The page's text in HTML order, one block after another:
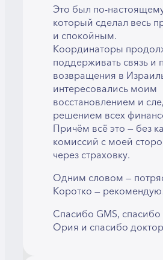
Это был по-
который сделал весь
и спокойным.
Координаторы
поддерживать связь и
возвращения в
интересовались моим
восстановлением и
решением всех
Причём всё это — без
комиссий с моей
через страховку.
Одним словом —
Коротко —
Спасибо GMS,
Ория и спасибо